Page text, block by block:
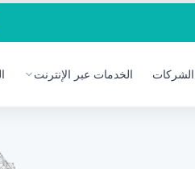
الشركات الخدمات عبر الإنترنت